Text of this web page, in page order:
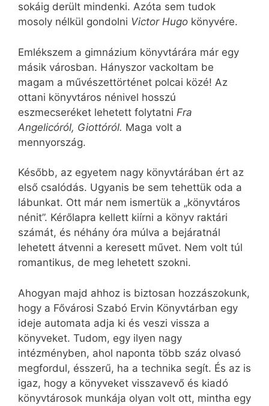
sokáig derült mindenki. Azóta sem tudok
mosoly nélkül gondolni Victor Hugo könyvére.
Emlékszem a gimnázium könyvtárára már egy
másik városban. Hányszor vackoltam be
magam a művészettörténet polcai közé! Az
ottani könyvtáros nénivel hosszú
eszmecseréket lehetett folytatni Fra
Angelicóról, Giottóról. Maga volt a
mennyország.
Később, az egyetem nagy könyvtárában ért az
első csalódás. Ugyanis be sem tehettük oda a
lábunkat. Ott már nem ismertük a „könyvtáros
nénit”. Kérőlapra kellett kiírni a könyv raktári
számát, és néhány óra múlva a bejáratnál
lehetett átvenni a keresett művet. Nem volt túl
romantikus, de meg lehetett szokni.
Ahogyan majd ahhoz is biztosan hozzászokunk,
hogy a Fővárosi Szabó Ervin Könyvtárban egy
ideje automata adja ki és veszi vissza a
könyveket. Tudom, egy ilyen nagy
intézményben, ahol naponta több száz olvasó
megfordul, ésszerű, ha a technika segít. És az is
igaz, hogy a könyveket visszavevő és kiadó
könyvtárosok munkája olyan volt ott, mintha egy